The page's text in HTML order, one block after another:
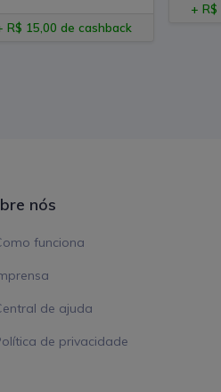
R$ 15,00 de cashback
+
nós
funciona
de ajuda
de privacidade